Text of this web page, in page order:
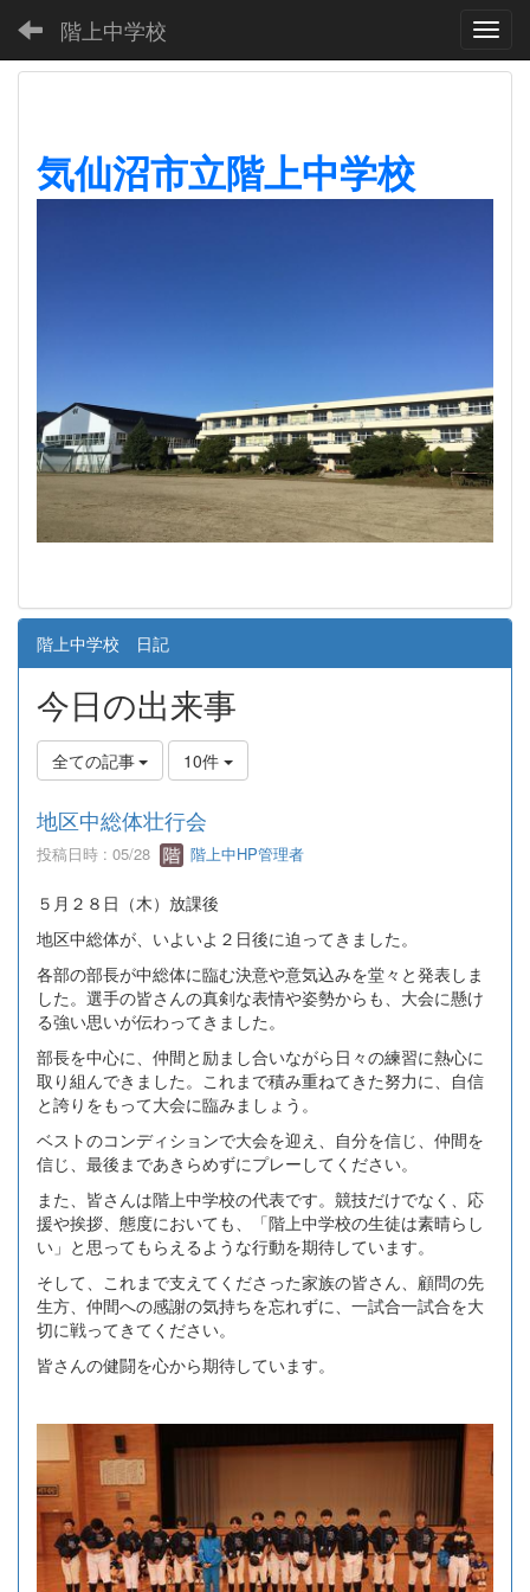
階上中学校
気仙沼市立階上中学校
階上中学校 日記
今日の出来事
全ての記事 10件
地区中総体壮行会
投稿日時 : 05/28 階上中HP管理者
５月２８日（木）放課後
地区中総体が、いよいよ２日後に迫ってきました。
各部の部長が中総体に臨む決意や意気込みを堂々と発表しま
した。選手の皆さんの真剣な表情や姿勢からも、大会に懸け
る強い思いが伝わってきました。
部長を中心に、仲間と励まし合いながら日々の練習に熱心に
取り組んできました。これまで積み重ねてきた努力に、自信
と誇りをもって大会に臨みましょう。
ベストのコンディションで大会を迎え、自分を信じ、仲間を
信じ、最後まであきらめずにプレーしてください。
また、皆さんは階上中学校の代表です。競技だけでなく、応
援や挨拶、態度においても、「階上中学校の生徒は素晴らし
い」と思ってもらえるような行動を期待しています。
そして、これまで支えてくださった家族の皆さん、顧問の先
生方、仲間への感謝の気持ちを忘れずに、一試合一試合を大
切に戦ってきてください。
皆さんの健闘を心から期待しています。